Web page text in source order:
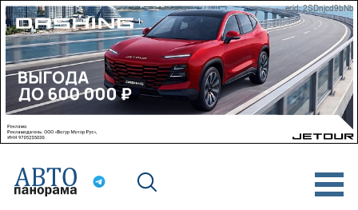
erid: 2SDnjcd9bNb